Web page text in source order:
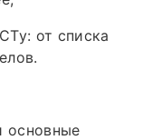
от списка
основные